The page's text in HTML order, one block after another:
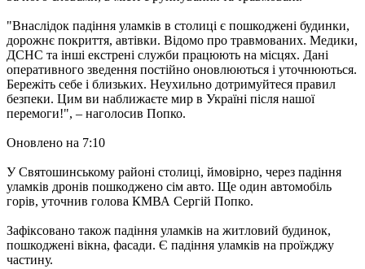
"Внаслідок падіння уламків в столиці є пошкоджені будинки,
дорожнє покриття, автівки. Відомо про травмованих. Медики,
ДСНС та інші екстрені служби працюють на місцях. Дані
оперативного зведення постійно оновлюються і уточнюються.
Бережіть себе і близьких. Неухильно дотримуйтеся правил
безпеки. Цим ви наближаєте мир в Україні після нашої
перемоги!", – наголосив Попко.
Оновлено на 7:10
У Святошинському районі столиці, ймовірно, через падіння
уламків дронів пошкоджено сім авто. Ще один автомобіль
горів, уточнив голова КМВА Сергій Попко.
Зафіксовано також падіння уламків на житловий будинок,
пошкоджені вікна, фасади. Є падіння уламків на проїжджу
частину.